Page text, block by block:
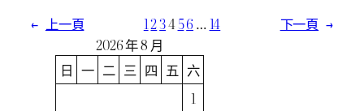
← 上一頁 123456 …14 下一頁 →
2026 年 8 月
日 一 二 三 四 五 六
1